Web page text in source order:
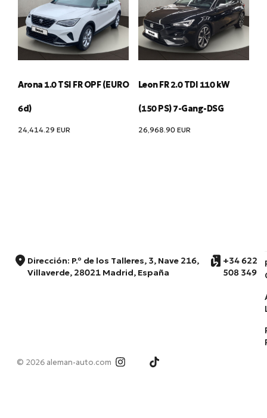
Arona 1.0 TSI FR OPF (EURO
6d)
24,414.29 EUR
Leon FR 2.0 TDI 110 kW
(150 PS) 7-Gang-DSG
26,968.90 EUR
Dirección: P.º de los Talleres, 3, Nave 216,
Villaverde, 28021 Madrid, España
+34 622
508 349
© 2026 aleman-auto.com